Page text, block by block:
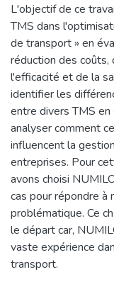
L'objectif de ce
TMS dans
de transport » en
réduction des coûts,
l'efficacité et de la
identifier les
entre divers TMS
analyser comment
influencent la
entreprises. Pour
avons choisi
cas pour répondre à
problématique. Ce
le départ car,
vaste expérience
transport.